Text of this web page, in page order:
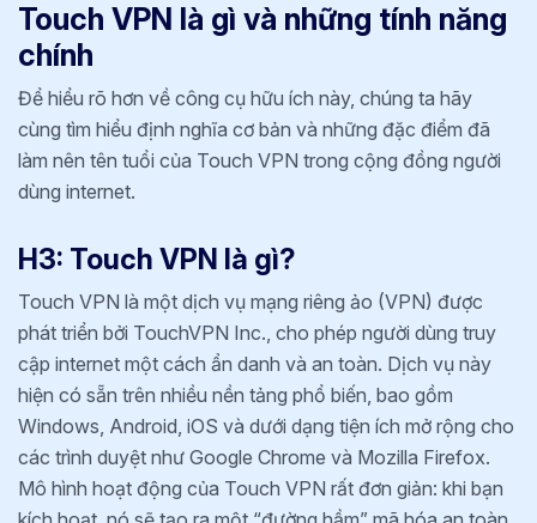
Touch VPN là gì và những tính năng
chính
Để hiểu rõ hơn về công cụ hữu ích này, chúng ta hãy
cùng tìm hiểu định nghĩa cơ bản và những đặc điểm đã
làm nên tên tuổi của Touch VPN trong cộng đồng người
dùng internet.
H3: Touch VPN là gì?
Touch VPN là một dịch vụ mạng riêng ảo (VPN) được
phát triển bởi TouchVPN Inc., cho phép người dùng truy
cập internet một cách ẩn danh và an toàn. Dịch vụ này
hiện có sẵn trên nhiều nền tảng phổ biến, bao gồm
Windows, Android, iOS và dưới dạng tiện ích mở rộng cho
các trình duyệt như Google Chrome và Mozilla Firefox.
Mô hình hoạt động của Touch VPN rất đơn giản: khi bạn